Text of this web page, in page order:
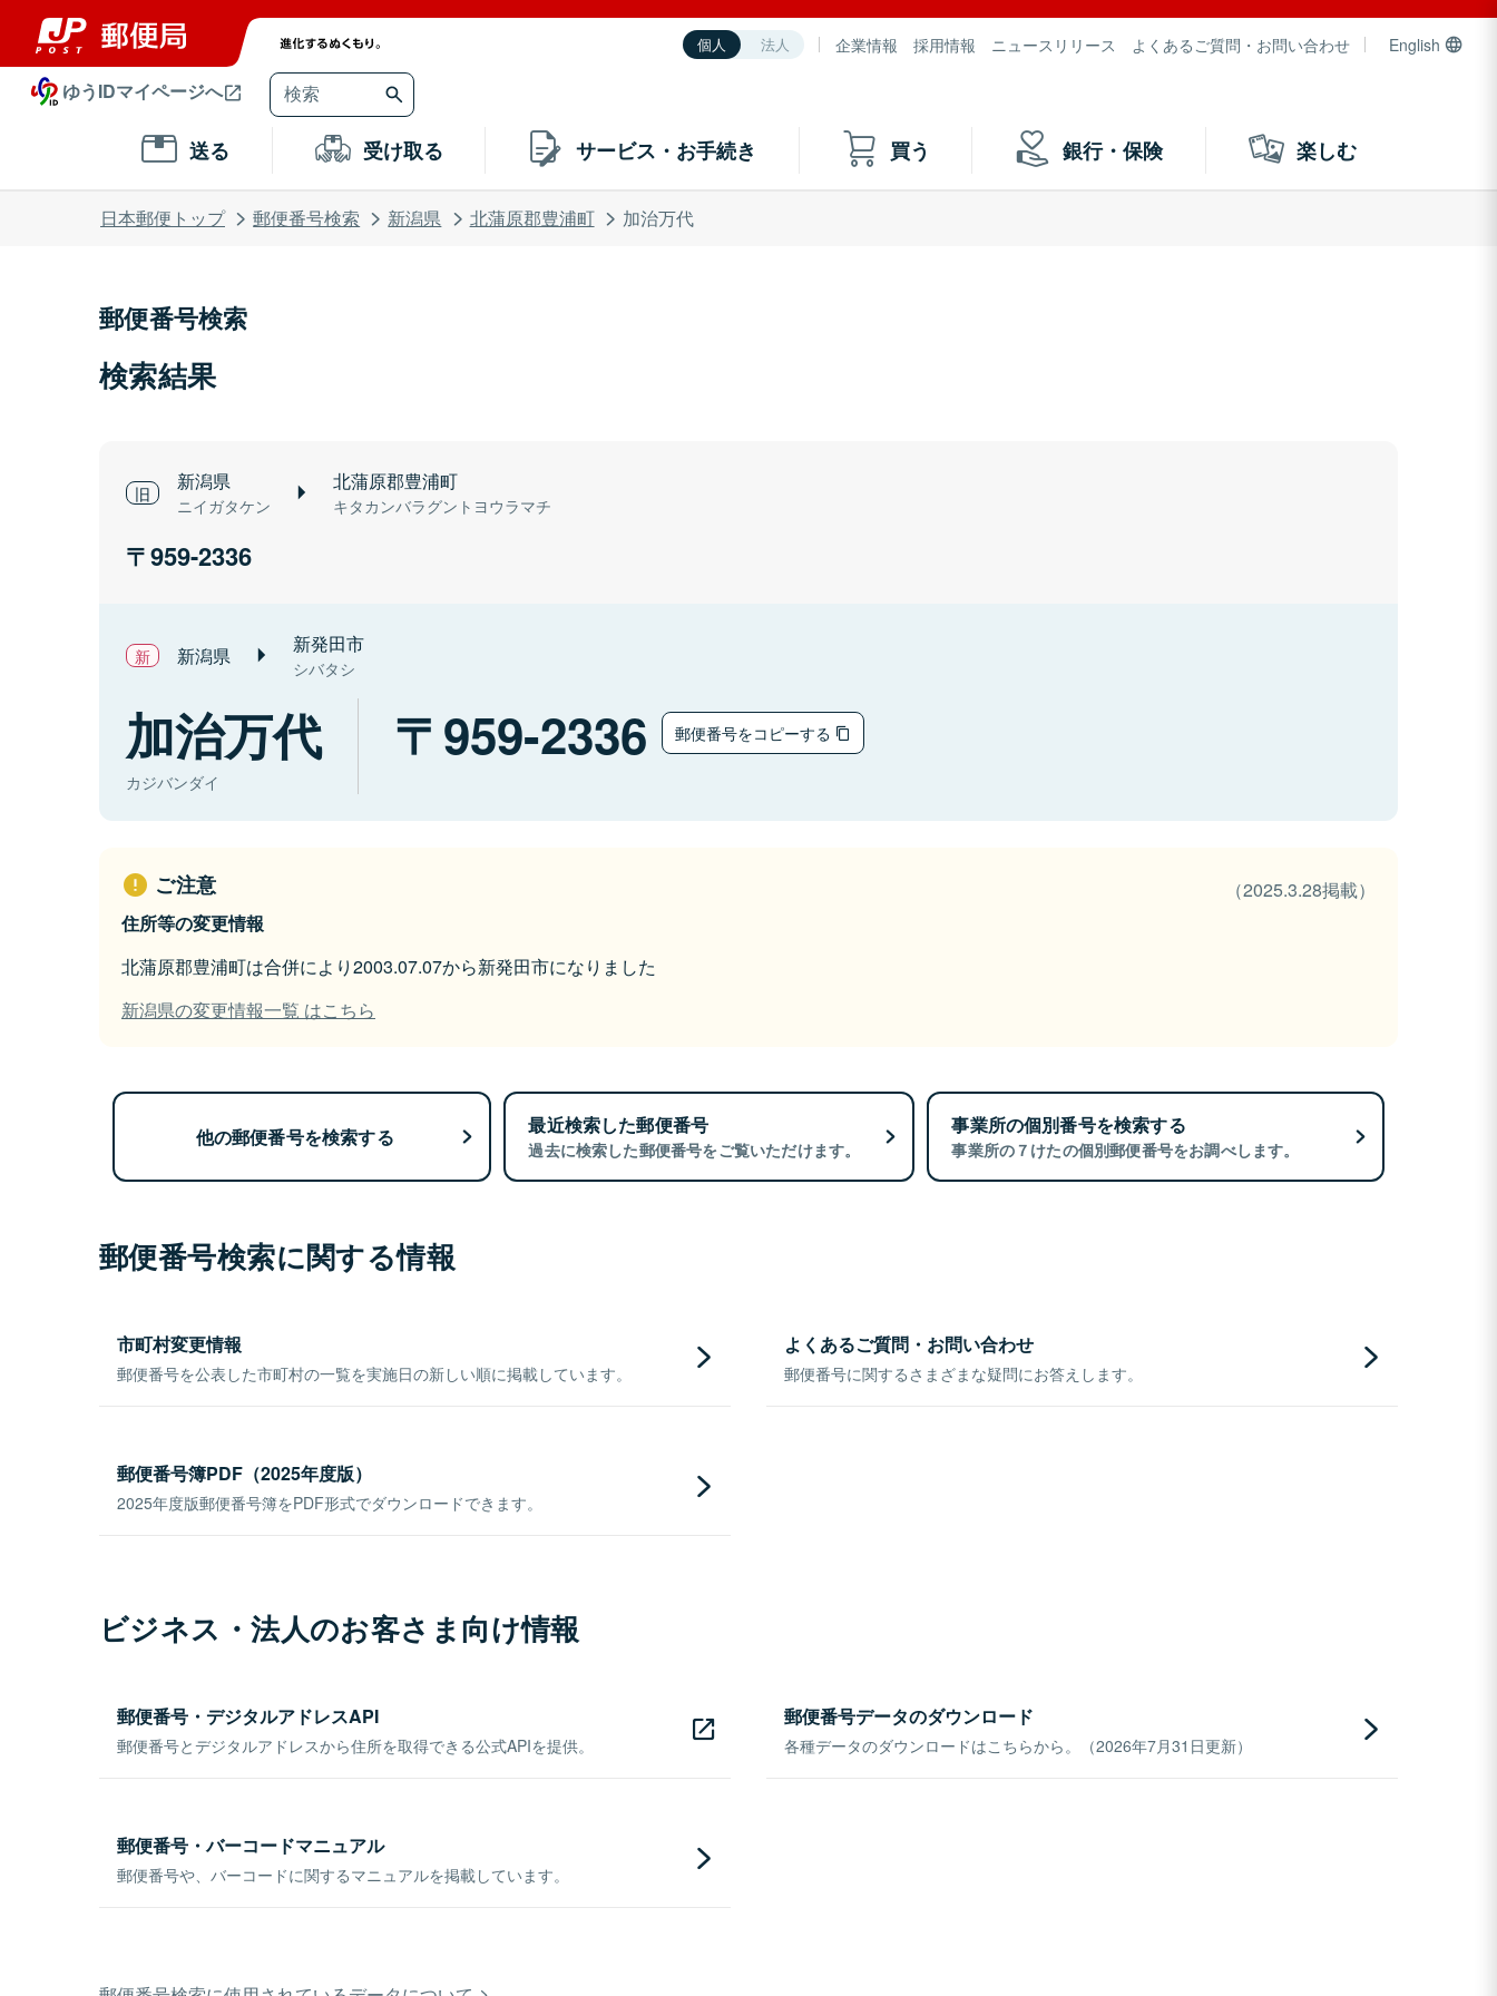
個人 法人 企業情報 採用情報 ニュースリリース よくあるご質問・お問い合わせ English
ゆうIDマイページへ
送る 受け取る サービス・お手続き 買う 銀行・保険 楽しむ
日本郵便トップ 郵便番号検索 新潟県 北蒲原郡豊浦町 加治万代
郵便番号検索
検索結果
新潟県
ニイガタケン
北蒲原郡豊浦町
キタカンバラグントヨウラマチ
959-2336
新潟県 新発田市
シバタシ
加治万代
カジバンダイ
959-2336 郵便番号をコピーする
ご注意
（2025.3.28掲載）
住所等の変更情報
北蒲原郡豊浦町は合併により2003.07.07から新発田市になりました
新潟県の変更情報一覧 はこちら
他の郵便番号を検索する 最近検索した郵便番号
過去に検索した郵便番号をご覧いただけます。
事業所の個別番号を検索する
事業所の７けたの個別郵便番号をお調べします。
郵便番号検索に関する情報
市町村変更情報
郵便番号を公表した市町村の一覧を実施日の新しい順に掲載しています。
よくあるご質問・お問い合わせ
郵便番号に関するさまざまな疑問にお答えします。
郵便番号簿PDF（2025年度版）
2025年度版郵便番号簿をPDF形式でダウンロードできます。
ビジネス・法人のお客さま向け情報
郵便番号・デジタルアドレスAPI
郵便番号とデジタルアドレスから住所を取得できる公式APIを提供。
郵便番号データのダウンロード
各種データのダウンロードはこちらから。（2026年7月31日更新）
郵便番号・バーコードマニュアル
郵便番号や、バーコードに関するマニュアルを掲載しています。